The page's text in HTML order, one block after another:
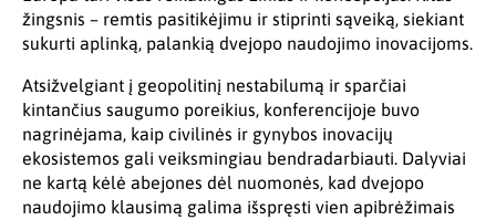
žingsnis – remtis pasitikėjimu ir stiprinti sąveiką, siekiant
sukurti aplinką, palankią dvejopo naudojimo inovacijoms.
Atsižvelgiant į geopolitinį nestabilumą ir sparčiai
kintančius saugumo poreikius, konferencijoje buvo
nagrinėjama, kaip civilinės ir gynybos inovacijų
ekosistemos gali veiksmingiau bendradarbiauti. Dalyviai
ne kartą kėlė abejones dėl nuomonės, kad dvejopo
naudojimo klausimą galima išspręsti vien apibrėžimais